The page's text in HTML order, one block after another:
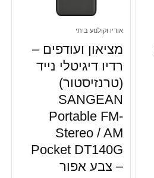
אודיו וקולנוע ביתי
מציאון ועודפים –
רדיו דיגיטלי נייד
(טרנזיסטור)
SANGEAN
Portable FM-
Stereo / AM
Pocket DT140G
– צבע אפור